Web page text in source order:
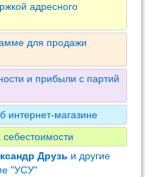
адресного
для продажи
и прибыли с партий
интернет-магазине
Друзь и другие
"УСУ"